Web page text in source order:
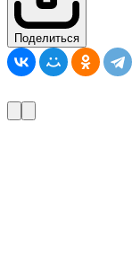
Поделиться